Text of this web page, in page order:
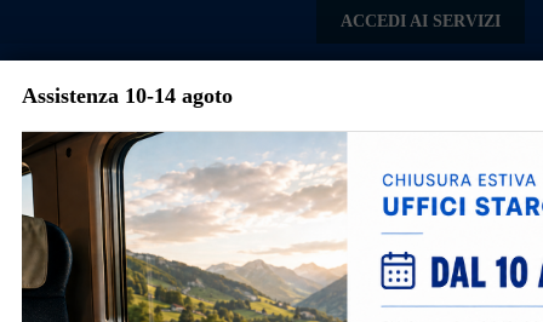
ACCEDI AI SERVIZI
Menu
Passirano
Torna agli articoli
Avvisi e Notizie
Assistenza 10-14 agoto